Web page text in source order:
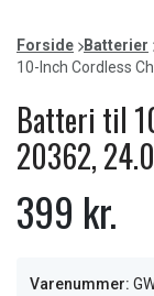
of
5
Forside Batterier
10-Inch Cordless
Batteri til
20362,
399 kr.
Varenummer: